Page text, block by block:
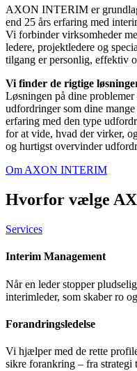
AXON INTERIM er
end 25 års erfaring med
Vi forbinder virksomheder
ledere, projektledere og
tilgang er personlig, effektiv
Vi finder de rigtige
Løsningen på dine
udfordringer som dine
erfaring med den type
for at vide, hvad der virker,
og hurtigst overvinder
Om AXON INTERIM
Hvorfor vælge
Services
Interim Management
Når en leder stopper
interimleder, som skaber ro
Forandringsledelse
Vi hjælper med de rette
sikre forankring – fra strategi